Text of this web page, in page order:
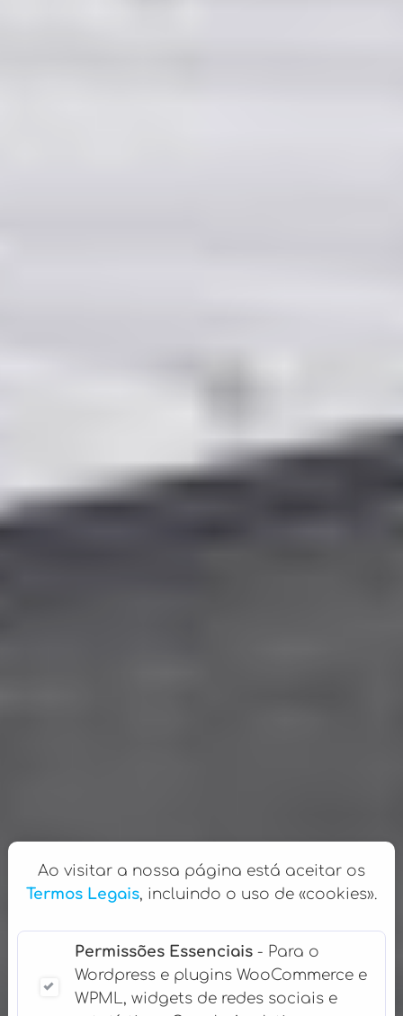
Ao visitar a nossa página está aceitar os
Termos Legais, incluindo o uso de «cookies».
Permissões Essenciais - Para o
Wordpress e plugins WooCommerce e
WPML, widgets de redes sociais e